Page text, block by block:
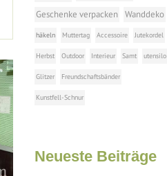
Geschenke verpacken
Wanddeko
häkeln Muttertag Accessoire Jutekordel
Herbst Outdoor Interieur Samt utensilo
Glitzer Freundschaftsbänder
Kunstfell-Schnur
Neueste Beiträge